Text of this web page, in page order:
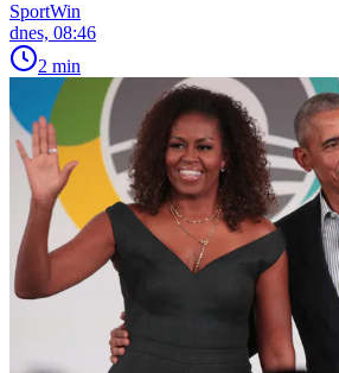
SportWin
dnes, 08:46
2 min